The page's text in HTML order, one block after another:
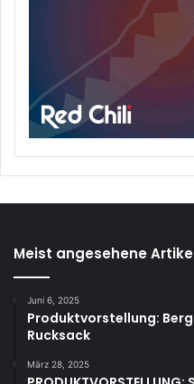
Meist angesehene
Juni 6, 2025
Produktvorstellung:
Rucksack
März 28, 2025